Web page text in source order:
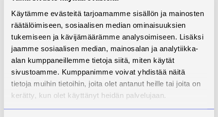
Käytämme evästeitä tarjoamamme sisällön ja mainosten
räätälöimiseen, sosiaalisen median ominaisuuksien
tukemiseen ja kävijämäärämme analysoimiseen. Lisäksi
jaamme sosiaalisen median, mainosalan ja analytiikka-
alan kumppaneillemme tietoja siitä, miten käytät
sivustoamme. Kumppanimme voivat yhdistää näitä
tietoja muihin tietoihin, joita olet antanut heille tai joita on
kerätty, kun olet käyttänyt heidän palvelujaan.
yhteiseen kehittämiseen. Harjoittelun päätteeksi
järjestettävissä työpajoissa mallia jatkokehitetään
saadun palautteen pohjalta.
Opinnollistamisen mallissa vahvuutena on sen
rakenteellisuus ja yhteistoiminnallisuus. Kun kaikki
osapuolet sitoutuvat yhteiseen tavoitteeseen, jolloin
harjoittelu tukee sekä opiskelijan oppimista että
työyhteisön osaamisen kehittämistä. Malli tarjoaa
selkeän viitekehyksen, jonka avulla harjoittelu voidaan